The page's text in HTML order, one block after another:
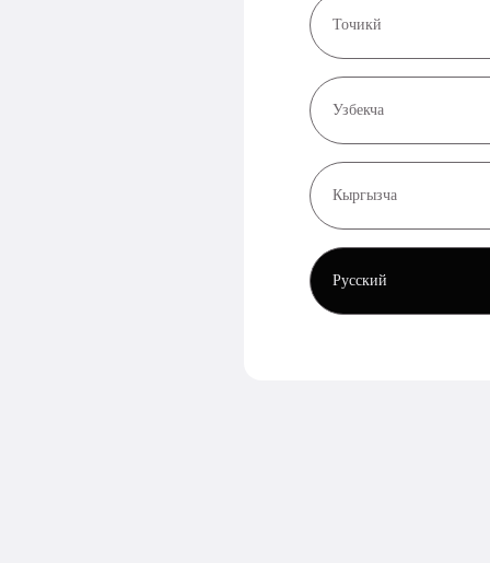
Точикй
Узбекча
Кыргызча
Русский